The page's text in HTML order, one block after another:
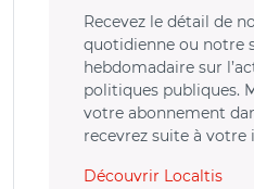
Recevez le détail de
quotidienne ou notre
hebdomadaire sur
politiques publiques.
votre abonnement
recevrez suite à votre
Découvrir Localtis